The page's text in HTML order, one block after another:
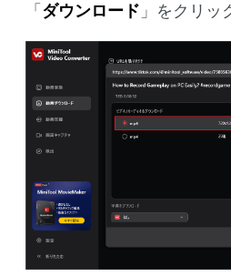
「 ダウンロード 」をクリッ